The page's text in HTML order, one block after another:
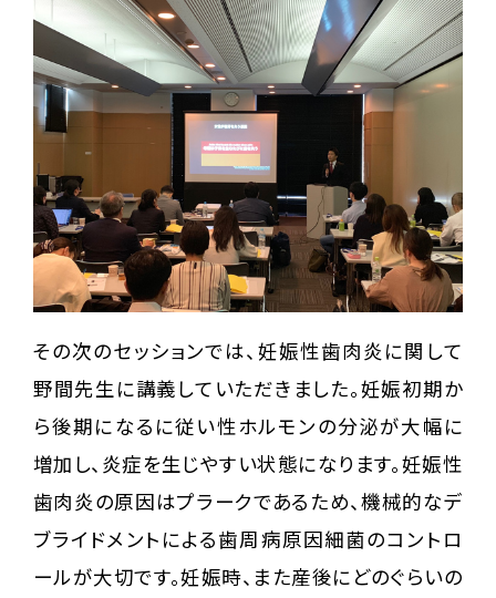
その次のセッションでは、妊娠性歯肉炎に関して
野間先生に講義していただきました。妊娠初期か
ら後期になるに従い性ホルモンの分泌が大幅に
増加し、炎症を生じやすい状態になります。妊娠性
歯肉炎の原因はプラークであるため、機械的なデ
ブライドメントによる歯周病原因細菌のコントロ
ールが大切です。妊娠時、また産後にどのぐらいの